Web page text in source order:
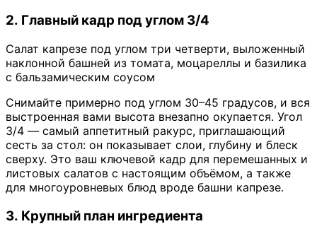
2. Главный кадр под углом 3/4
Салат капрезе под углом три четверти, выложенный
наклонной башней из томата, моцареллы и базилика
с бальзамическим соусом
Снимайте примерно под углом 30–45 градусов, и вся
выстроенная вами высота внезапно окупается. Угол
3/4 — самый аппетитный ракурс, приглашающий
сесть за стол: он показывает слои, глубину и блеск
сверху. Это ваш ключевой кадр для перемешанных и
листовых салатов с настоящим объёмом, а также
для многоуровневых блюд вроде башни капрезе.
3. Крупный план ингредиента